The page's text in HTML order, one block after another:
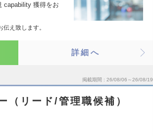
capability 獲得をお
え致します。
詳細へ
掲載期間 26/08/06～26/08/19
（リード/管理職候補）